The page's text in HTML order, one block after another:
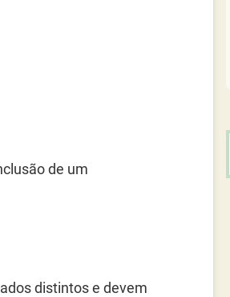
de um
distintos e devem